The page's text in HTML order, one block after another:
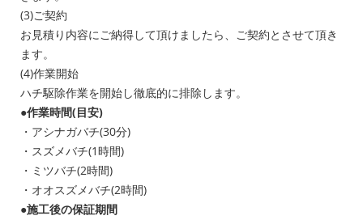
(3)ご契約
お見積り内容にご納得して頂けましたら、ご契約とさせて頂き
ます。
(4)作業開始
ハチ駆除作業を開始し徹底的に排除します。
●作業時間(目安)
・アシナガバチ(30分)
・スズメバチ(1時間)
・ミツバチ(2時間)
・オオスズメバチ(2時間)
●施工後の保証期間